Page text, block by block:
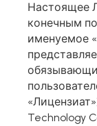
Настоящее
конечным
именуемое
Technology